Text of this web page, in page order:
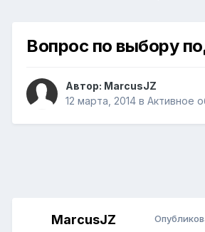
Вопрос по выбору
Автор: MarcusJZ
12 марта, 2014 в Активное
MarcusJZ